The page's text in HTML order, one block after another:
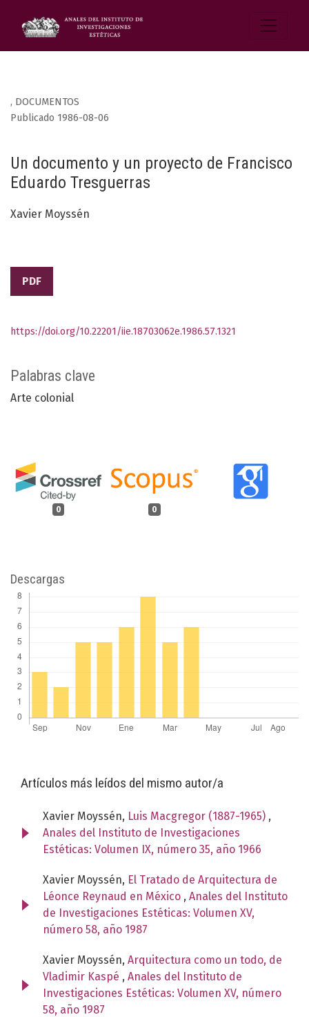
, DOCUMENTOS
Un documento y un proyecto de Francisco
Eduardo Tresguerras
Publicado 1986-08-06
Xavier Moyssén
PDF
Palabras clave
Arte colonial
0 0
https://doi.org/10.22201/iie.18703062e.1986.57.1321
Descargas
Artículos más leídos del mismo autor/a
Xavier Moyssén, Luis Macgregor (1887-1965) ,
Anales del Instituto de Investigaciones
Estéticas: Volumen IX, número 35, año 1966
Xavier Moyssén, El Tratado de Arquitectura de
Léonce Reynaud en México , Anales del Instituto
de Investigaciones Estéticas: Volumen XV,
número 58, año 1987
Xavier Moyssén, Arquitectura como un todo, de
Vladimir Kaspé , Anales del Instituto de
Investigaciones Estéticas: Volumen XV, número
58, año 1987